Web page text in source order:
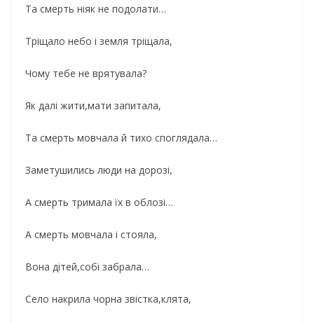
Та смерть ніяк не подолати…
Тріщало небо і земля тріщала,
Чому тебе не врятувала?
Як далі жити,мати запитала,
Та смерть мовчала й тихо споглядала…
Заметушились люди на дорозі,
А смерть тримала їх в облозі…
А смерть мовчала і стояла,
Вона дітей,собі забрала…
Село накрила чорна звістка,клята,